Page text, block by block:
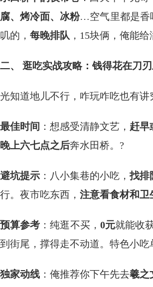
腐、烤冷面、冰粉…空气里都是香
叽的， 每晚排队 ，15块俩，俺能
二、 逛吃实战攻略：钱得花在刀刃
光知道地儿不行，咋玩咋吃也有
最佳时间 ：想感受清静文艺， 赶早
晚上六七点之后奔水田桥。?
避坑提示 ：八小集巷的小吃， 找排
行。夜市吃东西， 注意看食材和卫
预算参考 ：纯逛不买， 0元就能收
到街尾，撑得走不动道。特色小吃
独家动线 ：俺推荐你下午先去羲之